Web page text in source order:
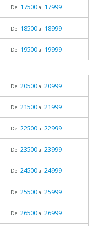
Del 17500al 17999
Del 18500al 18999
Del 19500al 19999
Del 20500al 20999
Del 21500al 21999
Del 22500al 22999
Del 23500al 23999
Del 24500al 24999
Del 25500al 25999
Del 26500al 26999